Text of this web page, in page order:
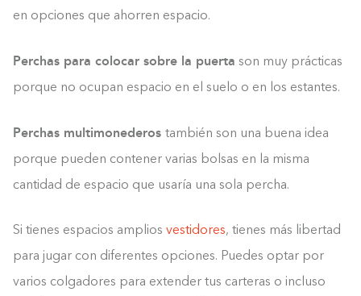
en opciones que ahorren espacio.
Perchas para colocar sobre la puerta son muy prácticas
porque no ocupan espacio en el suelo o en los estantes.
Perchas multimonederos también son una buena idea
porque pueden contener varias bolsas en la misma
cantidad de espacio que usaría una sola percha.
Si tienes espacios amplios vestidores, tienes más libertad
para jugar con diferentes opciones. Puedes optar por
varios colgadores para extender tus carteras o incluso